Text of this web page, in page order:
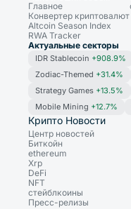
Главное
Конвертер криптовалют
Altcoin Season Index
RWA Tracker
Актуальные секторы
IDR Stablecoin +908.9%
Zodiac-Themed +31.4%
Strategy Games +13.5%
Mobile Mining +12.7%
Крипто Новости
Центр новостей
Биткойн
ethereum
Xrp
DeFi
NFT
стейблкоины
Пресс-релизы